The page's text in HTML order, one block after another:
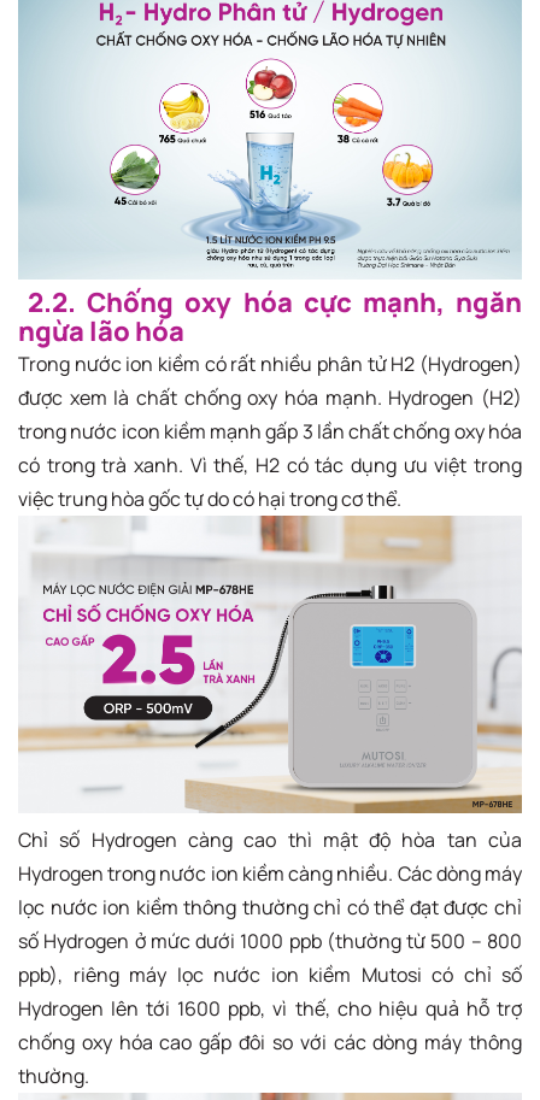
2.2. Chống oxy hóa cực mạnh, ngăn
ngừa lão hóa
Trong nước ion kiềm có rất nhiều phân tử H2 (Hydrogen)
được xem là chất chống oxy hóa mạnh. Hydrogen (H2)
trong nước icon kiềm mạnh gấp 3 lần chất chống oxy hóa
có trong trà xanh. Vì thế, H2 có tác dụng ưu việt trong
việc trung hòa gốc tự do có hại trong cơ thể.
Chỉ số Hydrogen càng cao thì mật độ hòa tan của
Hydrogen trong nước ion kiềm càng nhiều. Các dòng máy
lọc nước ion kiềm thông thường chỉ có thể đạt được chỉ
số Hydrogen ở mức dưới 1000 ppb (thường từ 500 – 800
ppb), riêng máy lọc nước ion kiềm Mutosi có chỉ số
Hydrogen lên tới 1600 ppb, vì thế, cho hiệu quả hỗ trợ
chống oxy hóa cao gấp đôi so với các dòng máy thông
thường.